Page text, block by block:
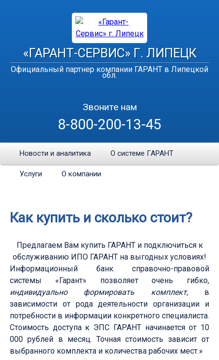
«ГАРАНТ-СЕРВИС» Г. ЛИПЕЦК
Официальный партнер компании ГАРАНТ в Липецкой
обл.
Звоните нам
8-800-200-13-45
Новости и аналитика О системе ГАРАНТ
Услуги О компании
Как купить и сколько стоит?
Предлагаем Вам купить ГАРАНТ и подключиться к
обслуживанию ИПО ГАРАНТ на выгодных условиях!
Информационный банк справочно-правовой
системы «Гарант» позволяет очень гибко,
индивидуально формировать комплект, в
зависимости от рода деятельности организации и
потребности в информации конкретного специалиста.
Стоимость доступа к ЭПС ГАРАНТ начинается от 10
000 рублей в месяц. Точная стоимость зависит от
выбранного комплекта и количества рабочих мест.»